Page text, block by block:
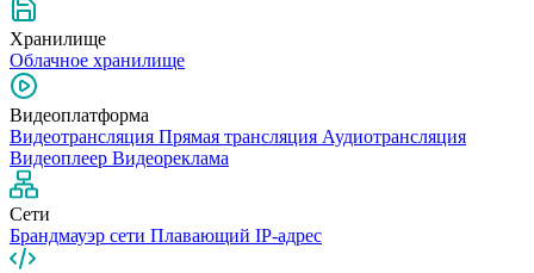
Хранилище
Облачное хранилище
Видеоплатформа
Видеотрансляция Прямая трансляция Аудиотрансляция
Видеоплеер Видеореклама
Сети
Брандмауэр сети Плавающий IP-адрес